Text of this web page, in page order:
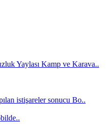
Yaylası Kamp ve Karava..
istişareler sonucu Bo..